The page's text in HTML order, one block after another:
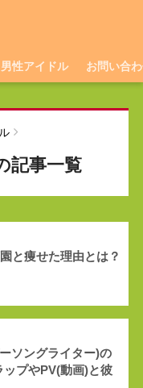
男性アイドル お問い合
記事一覧
と痩せた理由とは？
ソングライター)の
ップやPV(動画)と彼